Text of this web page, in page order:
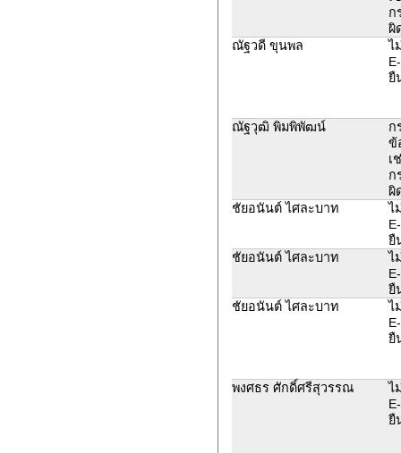
ก
ผิ
ณัฐวดี ขุนพล
ไ
ยื
ณัฐวุฒิ พิมพิพัฒน์
ก
ข้
เ
ก
ผิ
ชัยอนันต์​ ไศละบาท
ไ
ยื
ชัยอนันต์​ ไศละบาท
ไ
ยื
ชัยอนันต์​ ไศละบาท
ไ
ยื
พงศธร ศักดิ์ศรีสุวรรณ
ไ
ยื